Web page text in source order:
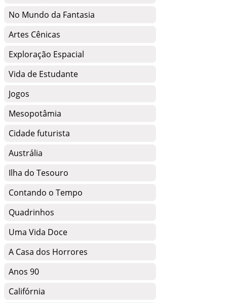
No Mundo da Fantasia
Artes Cênicas
Exploração Espacial
Vida de Estudante
Jogos
Mesopotâmia
Cidade futurista
Austrália
Ilha do Tesouro
Contando o Tempo
Quadrinhos
Uma Vida Doce
A Casa dos Horrores
Anos 90
Califórnia